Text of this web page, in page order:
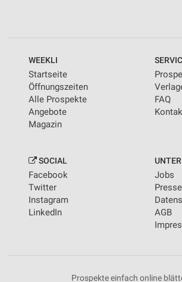
WEEKLI
Startseite
Öffnungszeiten
Alle Prospekte
Angebote
Magazin
FAQ
SOCIAL
Facebook
Twitter
Instagram
LinkedIn
Jobs
Presse
AGB
Prospekte einfach online